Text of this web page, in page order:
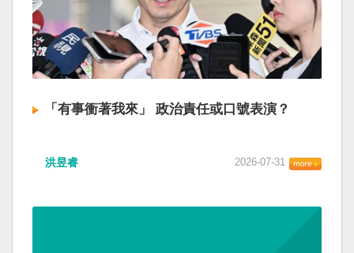
「有事衝著我來」 政治責任或口號表演？
洪昱睿 2026-07-31